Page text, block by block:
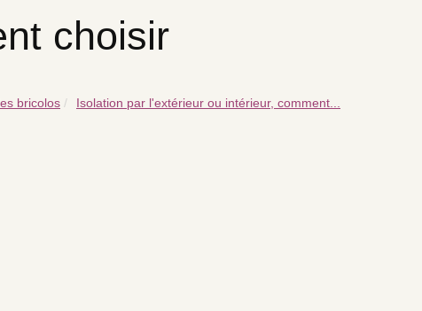
choisir
bricolos Isolation par l'extérieur ou intérieur, comment...